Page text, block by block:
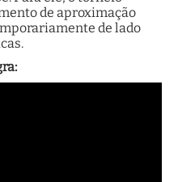
de aproximação
de lado